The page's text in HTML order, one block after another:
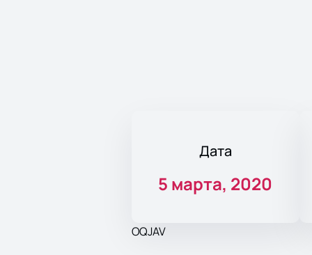
Дата
5 марта, 2020
OQJAV